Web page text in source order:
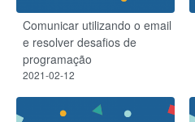
Comunicar utilizando o email
e resolver desafios de
programação
2021-02-12